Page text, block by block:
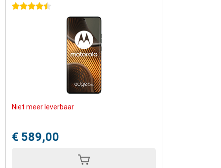
4.5 sterren
Niet meer leverbaar
€ 589,00